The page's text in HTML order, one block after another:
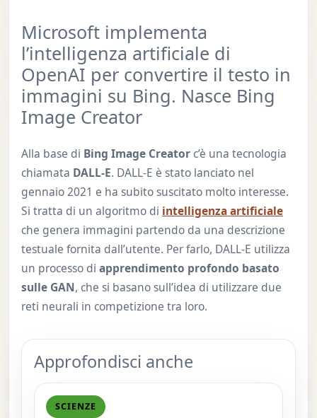
Microsoft implementa
l’intelligenza artificiale di
OpenAI per convertire il testo in
immagini su Bing. Nasce Bing
Image Creator
Alla base di Bing Image Creator c’è una tecnologia
chiamata DALL-E. DALL-E è stato lanciato nel
gennaio 2021 e ha subito suscitato molto interesse.
Si tratta di un algoritmo di intelligenza artificiale
che genera immagini partendo da una descrizione
testuale fornita dall’utente. Per farlo, DALL-E utilizza
un processo di apprendimento profondo basato
sulle GAN, che si basano sull’idea di utilizzare due
reti neurali in competizione tra loro.
Approfondisci anche
SCIENZE